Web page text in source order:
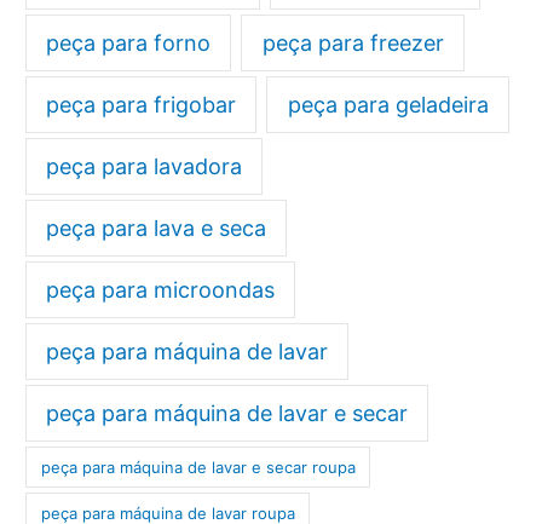
peça para forno peça para freezer
peça para frigobar peça para geladeira
peça para lavadora
peça para lava e seca
peça para microondas
peça para máquina de lavar
peça para máquina de lavar e secar
peça para máquina de lavar e secar roupa
peça para máquina de lavar roupa